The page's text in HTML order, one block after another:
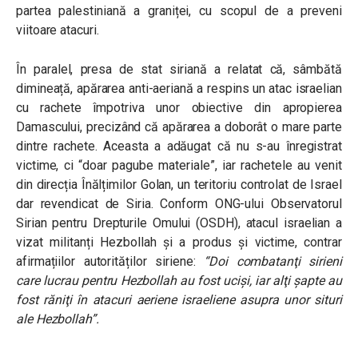
partea palestiniană a graniței, cu scopul de a preveni
viitoare atacuri.
În paralel, presa de stat siriană a relatat că, sâmbătă
dimineață, apărarea anti-aeriană a respins un atac israelian
cu rachete împotriva unor obiective din apropierea
Damascului, precizând că apărarea a doborât o mare parte
dintre rachete. Aceasta a adăugat că nu s-au înregistrat
victime, ci “doar pagube materiale”, iar rachetele au venit
din direcția Înălțimilor Golan, un teritoriu controlat de Israel
dar revendicat de Siria. Conform ONG-ului Observatorul
Sirian pentru Drepturile Omului (OSDH), atacul israelian a
vizat militanți Hezbollah și a produs și victime, contrar
afirmațiilor autorităților siriene:
“Doi combatanţi sirieni
care lucrau pentru Hezbollah au fost ucişi, iar alţi şapte au
fost răniţi în atacuri aeriene israeliene asupra unor situri
ale Hezbollah”.